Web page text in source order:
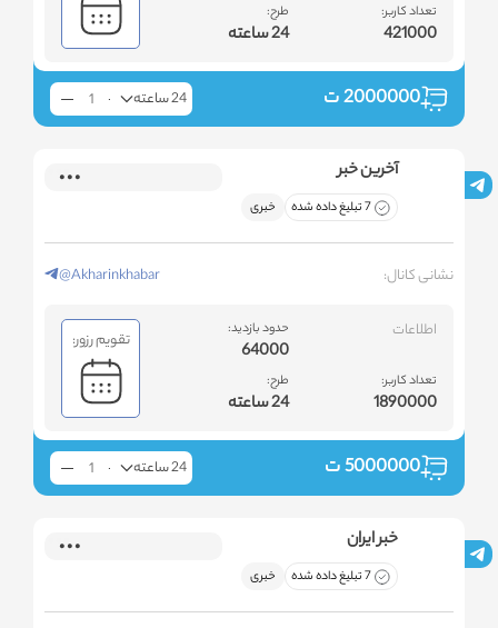
تعداد کاربر:
421000
طرح:
24 ساعته
2000000ت 24 ساعته
آخرین خبر
7 تبلیغ داده شده خبری
نشانی کانال: @Akharinkhabar
اطلاعات
تعداد کاربر:
1890000
حدود بازدید:
64000
طرح:
24 ساعته
تقویم رزور:
5000000ت 24 ساعته
خبر ایران
7 تبلیغ داده شده خبری